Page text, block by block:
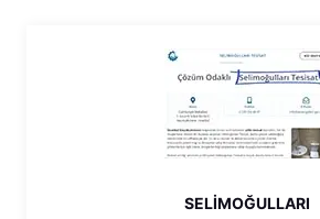
SELİMOĞULLARI